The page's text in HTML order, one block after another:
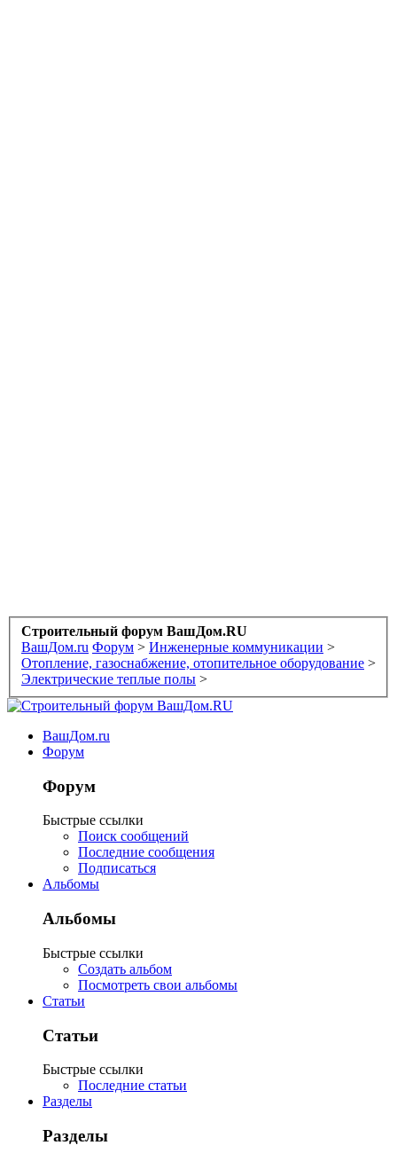
Строительный форум ВашДом.RU
ВашДом.ru Форум > Инженерные коммуникации >
Отопление, газоснабжение, отопительное оборудование >
Электрические теплые полы >
ВашДом.ru
Форум
Форум
Быстрые ссылки
Поиск сообщений
Последние сообщения
Подписаться
Альбомы
Альбомы
Быстрые ссылки
Создать альбом
Посмотреть свои альбомы
Статьи
Статьи
Быстрые ссылки
Последние статьи
Разделы
Разделы